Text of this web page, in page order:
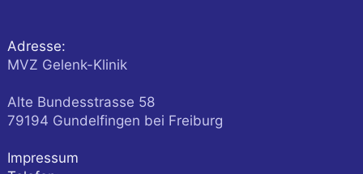
Adresse:
MVZ Gelenk-Klinik
Alte Bundesstrasse 58
79194 Gundelfingen bei Freiburg
Impressum